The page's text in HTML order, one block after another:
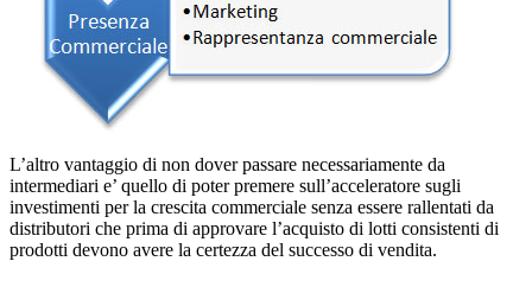
L’altro vantaggio di non dover passare necessariamente da
intermediari e’ quello di poter premere sull’acceleratore sugli
investimenti per la crescita commerciale senza essere rallentati da
distributori che prima di approvare l’acquisto di lotti consistenti di
prodotti devono avere la certezza del successo di vendita.